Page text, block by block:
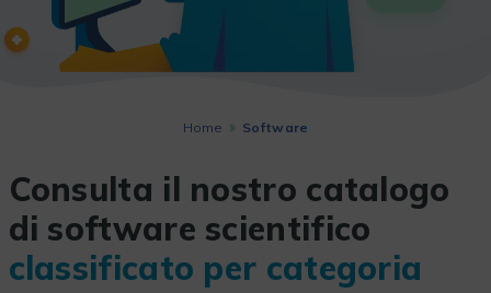
Home Software
Consulta il nostro catalogo
di software scientifico
classificato per categoria